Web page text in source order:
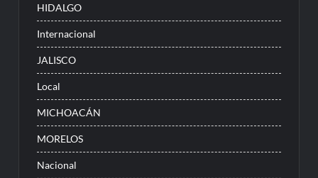
HIDALGO
Internacional
JALISCO
Local
MICHOACÁN
MORELOS
Nacional